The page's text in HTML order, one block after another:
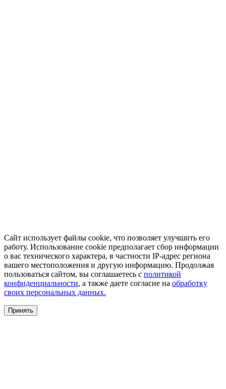
Сайт использует файлы cookie, что позволяет улучшить его
работу. Использование cookie предполагает сбор информации
о вас технического характера, в частности IP-адрес региона
вашего местоположения и другую информацию. Продолжая
пользоваться сайтом, вы соглашаетесь с политикой
конфиденциальности, а также даете согласие на обработку
своих персональных данных.
Принять